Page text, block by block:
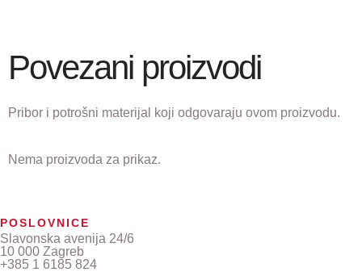
Povezani proizvodi
Pribor i potrošni materijal koji odgovaraju ovom proizvodu.
Nema proizvoda za prikaz.
POSLOVNICE
Slavonska avenija 24/6
10 000 Zagreb
+385 1 6185 824